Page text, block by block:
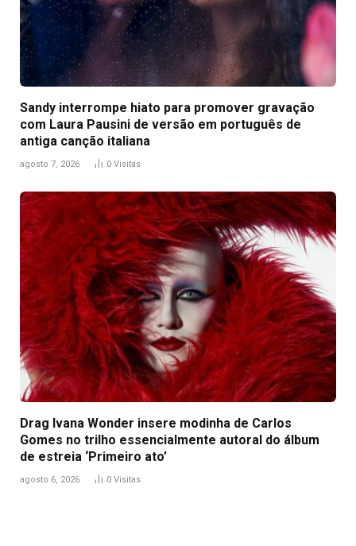
Sandy interrompe hiato para promover gravação
com Laura Pausini de versão em português de
antiga canção italiana
agosto 7, 2026 0 Visitas
Drag Ivana Wonder insere modinha de Carlos
Gomes no trilho essencialmente autoral do álbum
de estreia ‘Primeiro ato’
agosto 6, 2026 0 Visitas